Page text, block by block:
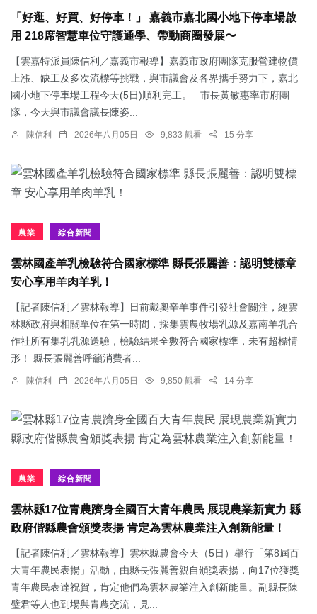
「好逛、好買、好停車！」 嘉義市嘉北國小地下停車場啟
用 218席智慧車位守護通學、帶動商圈發展〜
【雲嘉特派員陳信利／嘉義市報導】嘉義市政府團隊克服營建物價
上漲、缺工及多次流標等挑戰，與市議會及各界攜手努力下，嘉北
國小地下停車場工程今天(5日)順利完工。 市長黃敏惠率市府團
隊，今天與市議會議長陳姿...
陳信利 2026年八月05日 9,833 觀看 15 分享
農業 綜合新聞
雲林國產羊乳檢驗符合國家標準 縣長張麗善：認明雙標章
安心享用羊肉羊乳！
【記者陳信利／雲林報導】日前戴奧辛羊事件引發社會關注，經雲
林縣政府與相關單位在第一時間，採集雲農牧場乳源及嘉南羊乳合
作社所有集乳乳源送驗，檢驗結果全數符合國家標準，未有超標情
形！ 縣長張麗善呼籲消費者...
陳信利 2026年八月05日 9,850 觀看 14 分享
農業 綜合新聞
雲林縣17位青農躋身全國百大青年農民 展現農業新實力 縣
政府偕縣農會頒獎表揚 肯定為雲林農業注入創新能量！
【記者陳信利／雲林報導】雲林縣農會今天（5日）舉行「第8屆百
大青年農民表揚」活動，由縣長張麗善親自頒獎表揚，向17位獲獎
青年農民表達祝賀，肯定他們為雲林農業注入創新能量。副縣長陳
璧君等人也到場與青農交流，見...